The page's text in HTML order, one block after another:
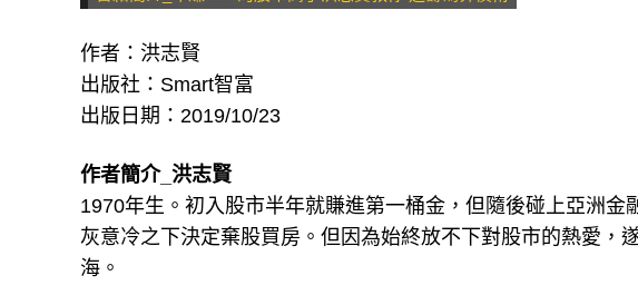
作者：洪志賢
出版社：Smart智富
出版日期：2019/10/23
作者簡介_洪志賢
1970年生。初入股市半年就賺進第一桶金，但隨後碰上亞洲
灰意冷之下決定棄股買房。但因為始終放不下對股市的熱愛，
海。